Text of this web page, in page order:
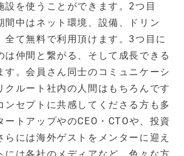
設を使うことができます。2つ目
間中はネット環境、設備、ドリン
全て無料で利用頂けます。3つ目に
は仲間と繋がる、そして成長できる
す。会員さん同士のコミュニケーシ
クルート社内の人間はもちろんです
ンセプトに共感してくださる方も多
ートアップやのCEO・CTOや、投資
らには海外ゲストをメンターに迎え